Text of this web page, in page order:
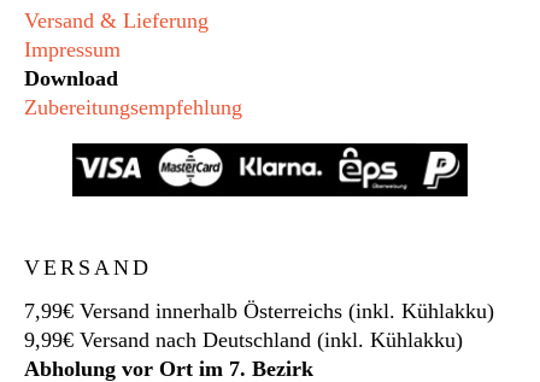
Versand & Lieferung
Impressum
Download
Zubereitungsempfehlung
VERSAND
7,99€ Versand innerhalb Österreichs (inkl. Kühlakku)
9,99€ Versand nach Deutschland (inkl. Kühlakku)
Abholung vor Ort im 7. Bezirk